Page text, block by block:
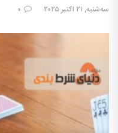
سه‌شنبه, ۲۱ اکتبر ۲۰۲۵ ۰